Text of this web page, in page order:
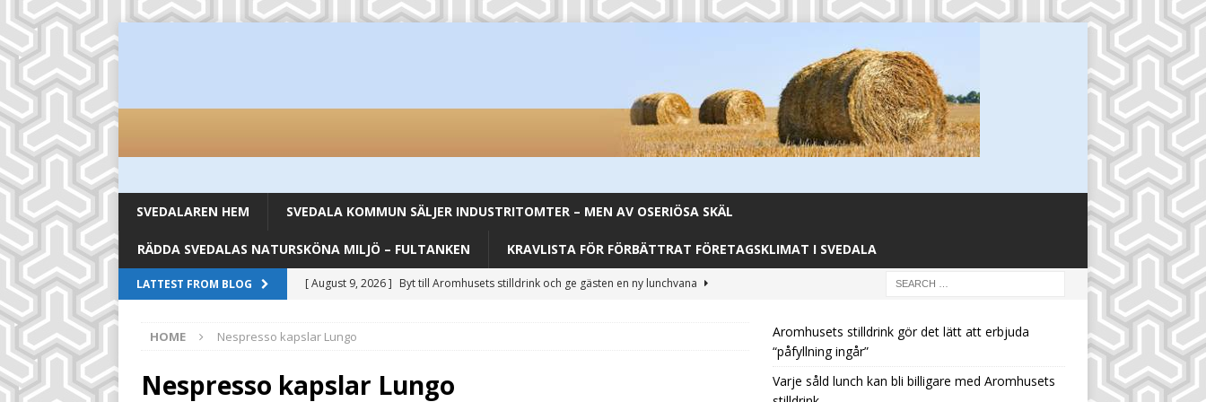
SVEDALAREN HEM SVEDALA KOMMUN SÄLJER INDUSTRITOMTER – MEN AV OSERIÖSA SKÄL
RÄDDA SVEDALAS NATURSKÖNA MILJÖ – FULTANKEN KRAVLISTA FÖR FÖRBÄTTRAT FÖRETAGSKLIMAT I SVEDALA
LATTEST FROM BLOG [ August 9, 2026 ] Byt till Aromhusets stilldrink och ge gästen en ny lunchvana
[ August 8, 2026 ]
stilldrink
UNCATEGORIZED
HOME Nespresso kapslar Lungo
Nespresso kapslar Lungo
Aromhusets stilldrink gör det lätt att erbjuda
“påfyllning ingår”
Varje såld lunch kan bli billigare med Aromhusets